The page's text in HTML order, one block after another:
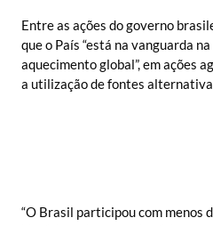
Entre as ações do governo
que o País “está na vanguarda
aquecimento global”, em ações
a utilização de fontes
“O Brasil participou com menos